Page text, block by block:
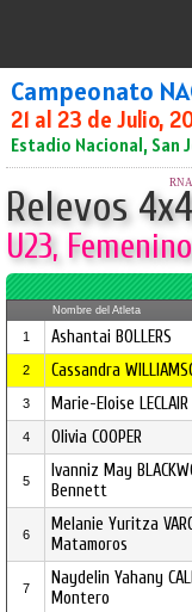
Campeonato
21 al 23 de Julio,
Estadio Nacional, San
Relevos
U23, Femenino
Nombre del Atleta
1 Ashantai BOLLERS
2 Cassandra
3 Marie-Eloise LECLAIR
4 Olivia COOPER
5
Ivanniz May
Bennett
6
Melanie Yuritza
Matamoros
7
Naydelin Yahany
Montero